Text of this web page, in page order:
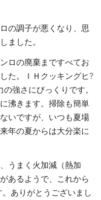
の調子が悪くなり、思
ました。
ロの廃棄まですべてお
た。ＩＨクッキングヒ?
強さにびっくりです。
沸きます。掃除も簡単
いですが、いつも夏場
年の夏からは大分楽に
うまく火加減（熱加
あるようで、これから
ありがとうございまし